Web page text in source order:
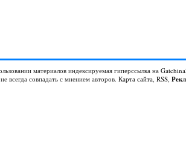
материалов индексируемая гиперссылка на
всегда совпадать с мнением авторов. Карта сайта, RSS,